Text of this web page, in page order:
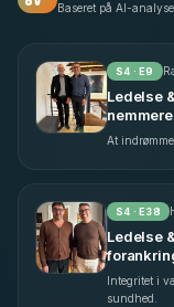
Baseret på AI-
S4 · E9
Ledelse
Kjeldahl
At
S4 · E38
Ledelse
Integritet i
sundhed.